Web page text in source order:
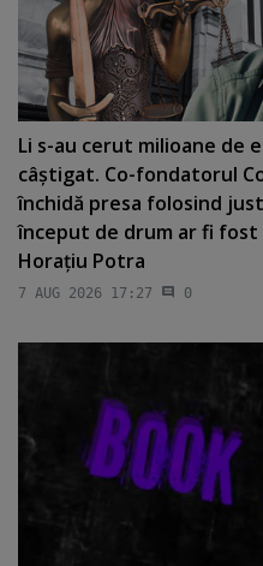
Li s-au cerut milioane de
câştigat. Co-fondatorul
închidă presa folosind
început de drum ar fi fost
Horaţiu Potra
7 AUG 2026 17:27 0